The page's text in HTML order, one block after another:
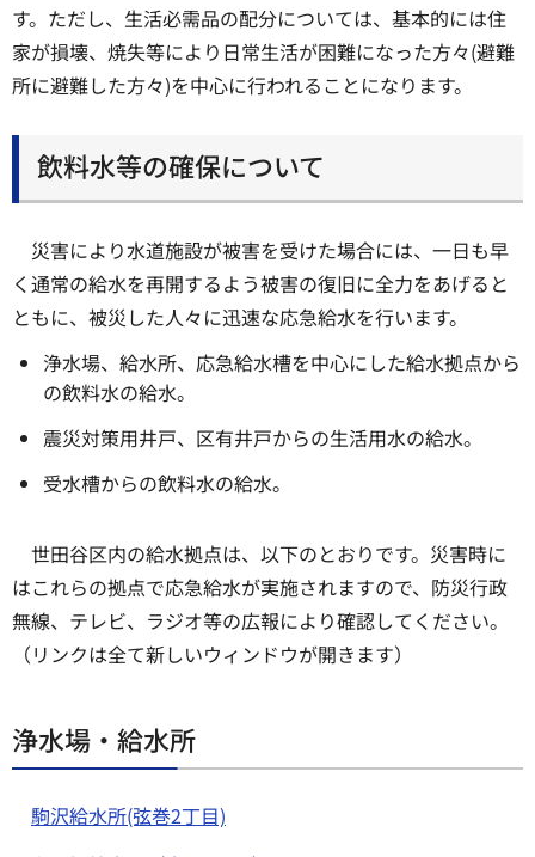
す。ただし、生活必需品の配分については、基本的には住
家が損壊、焼失等により日常生活が困難になった方々(避難
所に避難した方々)を中心に行われることになります。
飲料水等の確保について
災害により水道施設が被害を受けた場合には、一日も早
く通常の給水を再開するよう被害の復旧に全力をあげると
ともに、被災した人々に迅速な応急給水を行います。
浄水場、給水所、応急給水槽を中心にした給水拠点から
の飲料水の給水。
震災対策用井戸、区有井戸からの生活用水の給水。
受水槽からの飲料水の給水。
世田谷区内の給水拠点は、以下のとおりです。災害時に
はこれらの拠点で応急給水が実施されますので、防災行政
無線、テレビ、ラジオ等の広報により確認してください。
（リンクは全て新しいウィンドウが開きます）
浄水場・給水所
駒沢給水所(弦巻2丁目)